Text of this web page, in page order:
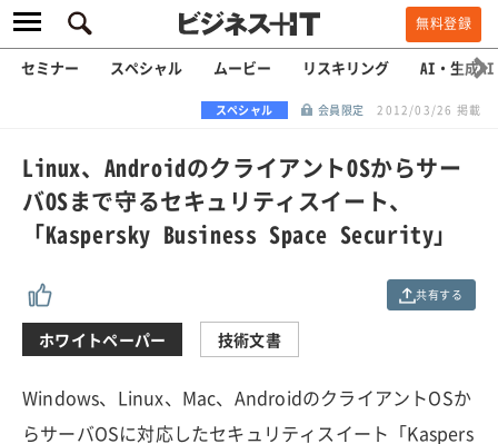
無料登録
セミナー スペシャル ムービー リスキリング AI・生成AI
スペシャル 会員限定 2012/03/26 掲載
Linux、AndroidのクライアントOSからサー
バOSまで守るセキュリティスイート、
「Kaspersky Business Space Security」
共有する
ホワイトペーパー 技術文書
Windows、Linux、Mac、AndroidのクライアントOSか
らサーバOSに対応したセキュリティスイート「Kaspers